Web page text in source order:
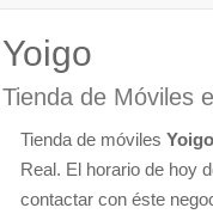
Yoigo
Tienda de Móviles
Tienda de móviles Yoigo
Real. El horario de hoy
contactar con éste